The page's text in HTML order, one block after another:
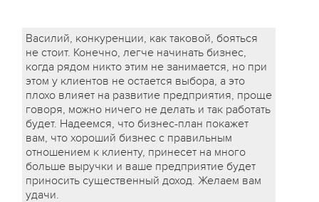
Василий, конкуренции, как таковой, бояться
не стоит. Конечно, легче начинать бизнес,
когда рядом никто этим не занимается, но при
этом у клиентов не остается выбора, а это
плохо влияет на развитие предприятия, проще
говоря, можно ничего не делать и так работать
будет. Надеемся, что бизнес-план покажет
вам, что хороший бизнес с правильным
отношением к клиенту, принесет на много
больше выручки и ваше предприятие будет
приносить существенный доход. Желаем вам
удачи.